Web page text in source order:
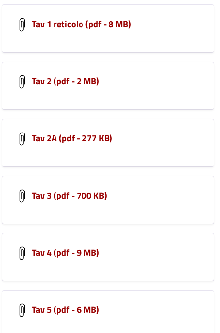
Tav 1 reticolo (pdf - 8 MB)
Tav 2 (pdf - 2 MB)
Tav 2A (pdf - 277 KB)
Tav 3 (pdf - 700 KB)
Tav 4 (pdf - 9 MB)
Tav 5 (pdf - 6 MB)